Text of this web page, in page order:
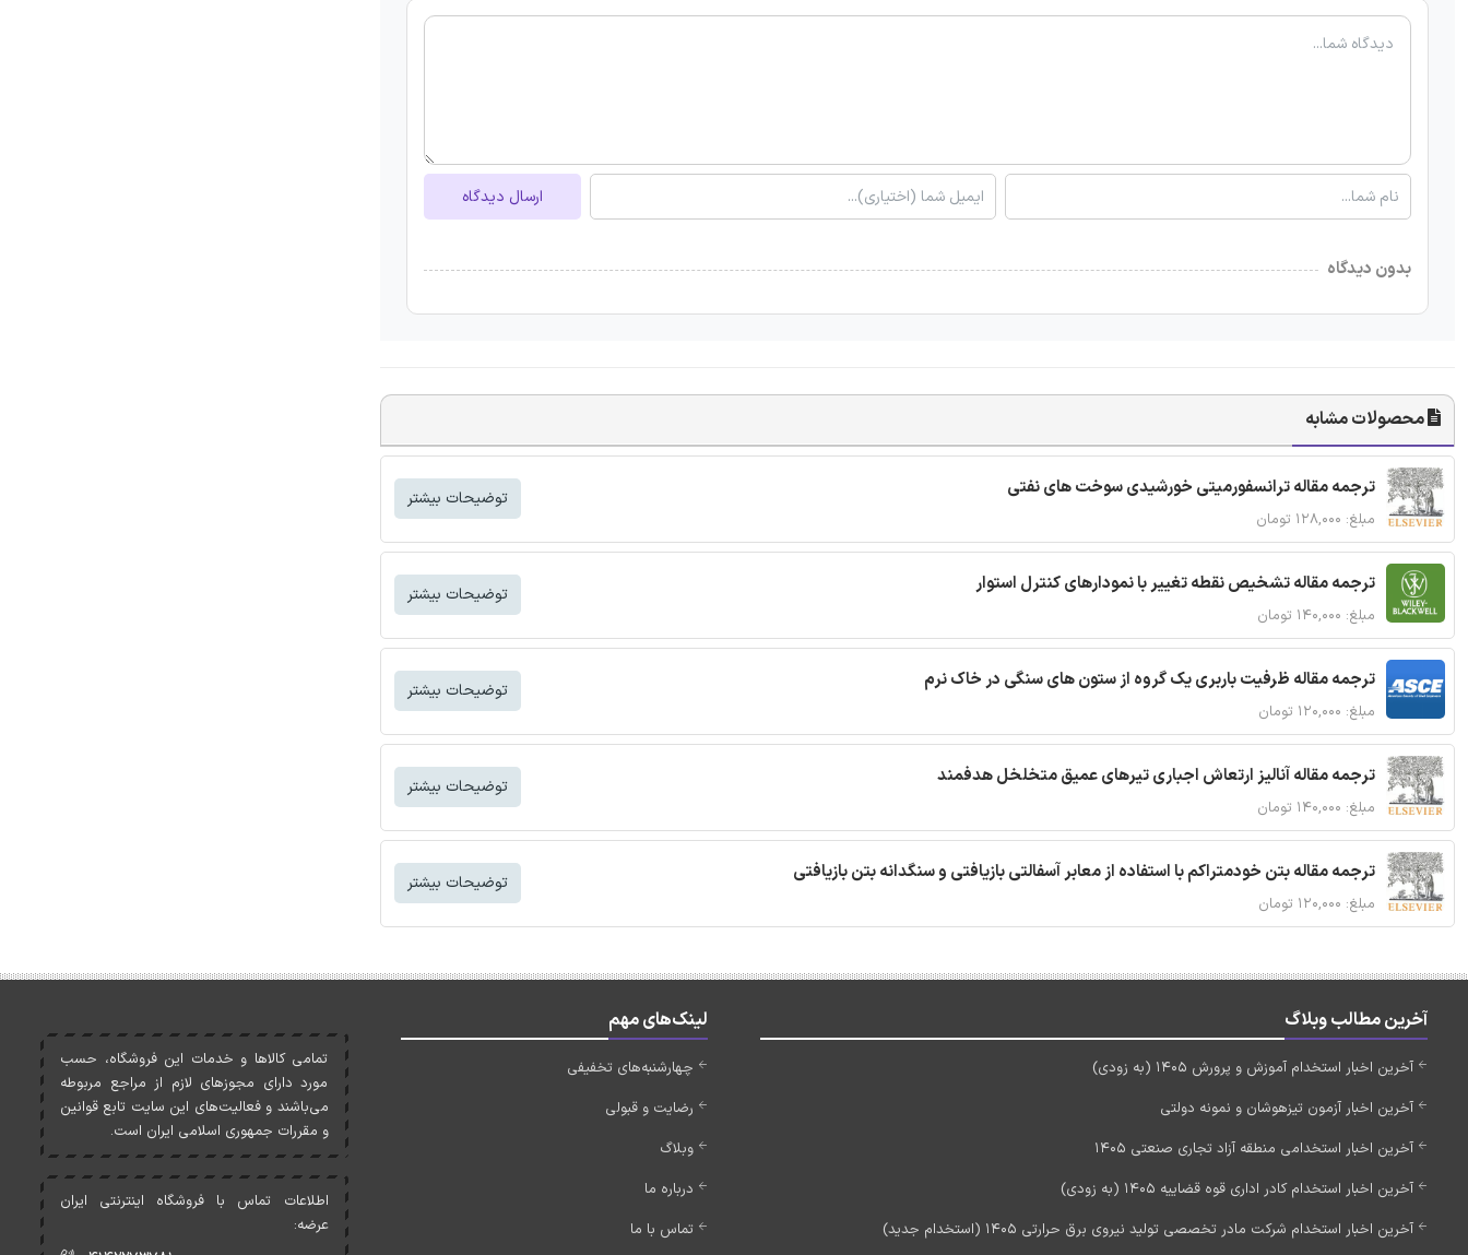
ارسال دیدگاه
بدون دیدگاه
محصولات مشابه
ترجمه مقاله ترانسفورمیتی خورشیدی سوخت های نفتی
مبلغ: ۱۲۸,۰۰۰ تومان
توضیحات بیشتر
ترجمه مقاله تشخیص نقطه تغییر با نمودارهای کنترل استوار
مبلغ: ۱۴۰,۰۰۰ تومان
توضیحات بیشتر
ترجمه مقاله ظرفیت باربری یک گروه از ستون های سنگی در خاک نرم
مبلغ: ۱۲۰,۰۰۰ تومان
توضیحات بیشتر
ترجمه مقاله آنالیز ارتعاش اجباری تیرهای عمیق متخلخل هدفمند
مبلغ: ۱۴۰,۰۰۰ تومان
توضیحات بیشتر
ترجمه مقاله بتن خودمتراکم با استفاده از معابر آسفالتی بازیافتی و سنگدانه بتن بازیافتی
مبلغ: ۱۲۰,۰۰۰ تومان
توضیحات بیشتر
آخرین مطالب وبلاگ
آخرین اخبار استخدام آموزش و پرورش 1405 (به زودی)
آخرین اخبار آزمون تیزهوشان و نمونه دولتی
آخرین اخبار استخدامی منطقه آزاد تجاری صنعتی 1405
آخرین اخبار استخدام کادر اداری قوه قضاییه 1405 (به زودی)
آخرین اخبار استخدام شرکت مادر تخصصی تولید نیروی برق حرارتی 1405 (استخدام جدید)
لینک‌های مهم
چهارشنبه‌های تخفیفی
رضایت و قبولی
وبلاگ
درباره ما
تماس با ما
تمامی کالاها و خدمات اين فروشگاه، حسب
مورد دارای مجوزهای لازم از مراجع مربوطه
می‌باشند و فعاليت‌های اين سايت تابع قوانين
و مقررات جمهوری اسلامی ايران است.
اطلاعات تماس با فروشگاه اینترنتی ایران
عرضه: